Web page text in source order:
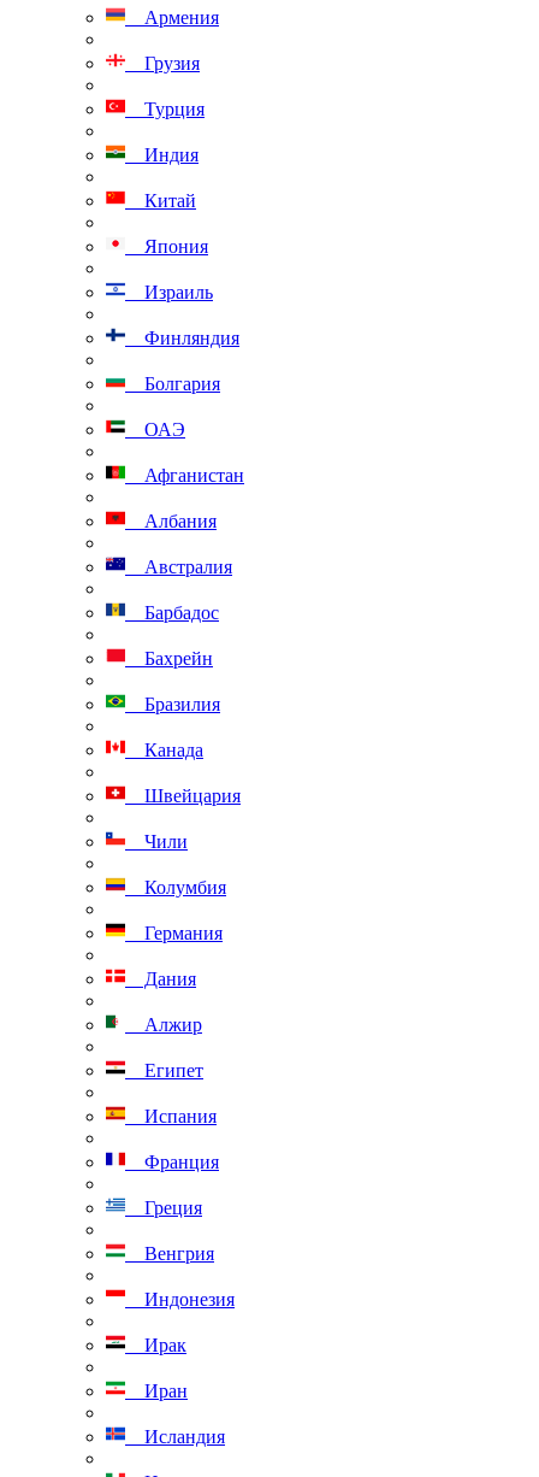
Армения
Грузия
Турция
Индия
Китай
Япония
Израиль
Финляндия
Болгария
ОАЭ
Афганистан
Албания
Австралия
Барбадос
Бахрейн
Бразилия
Канада
Швейцария
Чили
Колумбия
Германия
Дания
Алжир
Египет
Испания
Франция
Греция
Венгрия
Индонезия
Ирак
Иран
Исландия